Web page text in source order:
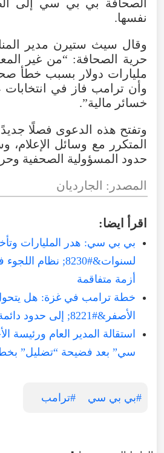
الصحافة بي بي سي إلى
نفسها.
وقال سيث ستيرن مدير
مليارات دولار بسبب خطأ
خسائر مالية”.
وتفتح هذه الدعوى فصلًا
المتكرر مع وسائل
حدود المسؤولية الصحفية
المصدر: الجارديان
اقرأ ايضا:
بي بي سي: هدر المليارات
لسنوات&#8230; نظام
أزمة متفاقمة
الأصفر&#8221; إلى حدود دائمة لإسرائيل؟
استقالة المدير العام ورئيسة
سي” بعد فضيحة “تضليل”
#بي بي سي #ترامب